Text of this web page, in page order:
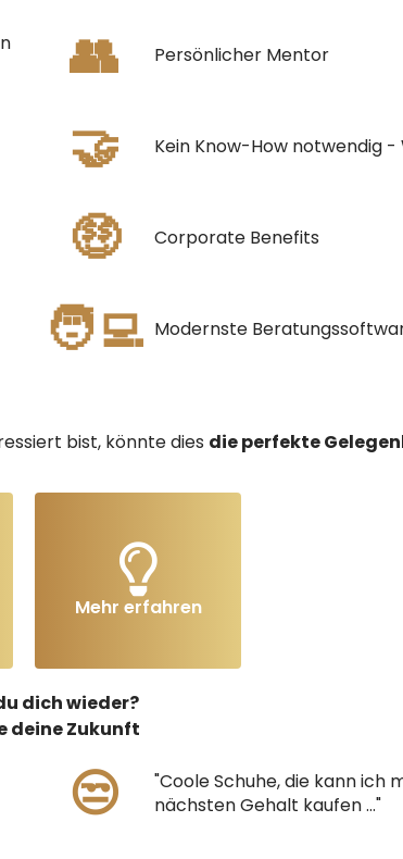
👥 Persönlicher Mentor
🤝 Kein Know-How notwendig
🤑 Corporate Benefits
🧑‍💻 Modernste
bist, könnte dies die perfekte
Mehr erfahren
dich wieder?
deine Zukunft
😒
"Coole Schuhe, die kann ich
nächsten Gehalt kaufen ..."